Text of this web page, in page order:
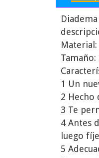
Tamaño:
1 Un
2 Hecho
3 Te
4 Antes
luego
5